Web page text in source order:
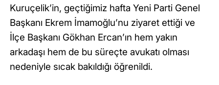
Kuruçelik’in, geçtiğimiz hafta Yeni Parti Genel
Başkanı Ekrem İmamoğlu’nu ziyaret ettiği ve
İlçe Başkanı Gökhan Ercan’ın hem yakın
arkadaşı hem de bu süreçte avukatı olması
nedeniyle sıcak bakıldığı öğrenildi.